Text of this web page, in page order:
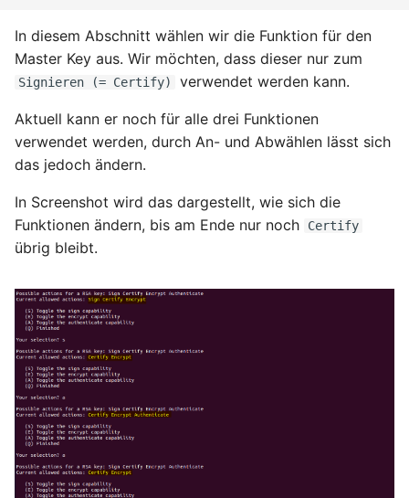
In diesem Abschnitt wählen wir die Funktion für den
Master Key aus. Wir möchten, dass dieser nur zum
Signieren (= Certify) verwendet werden kann.
Aktuell kann er noch für alle drei Funktionen
verwendet werden, durch An- und Abwählen lässt sich
das jedoch ändern.
In Screenshot wird das dargestellt, wie sich die
Funktionen ändern, bis am Ende nur noch
Certify
übrig bleibt.